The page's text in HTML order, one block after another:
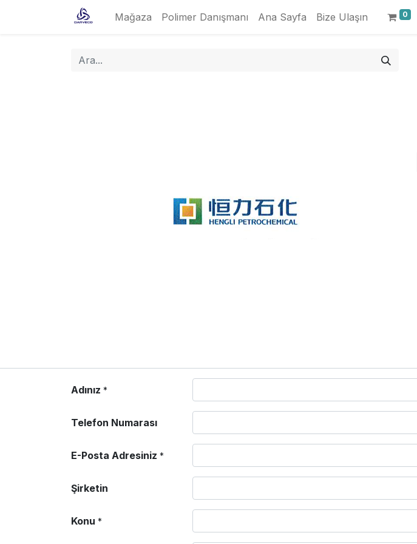
Mağaza Polimer Danışmanı Ana Sayfa Bize Ulaşın 0
Adınız *
Telefon Numarası
E-Posta Adresiniz *
Şirketin
Konu *